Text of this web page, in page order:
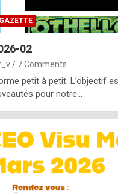
b
y
g
e
n
u
i
n
e
R
GAZETTE
02
7 Comments
petit à petit. L’objectif
pour notre…